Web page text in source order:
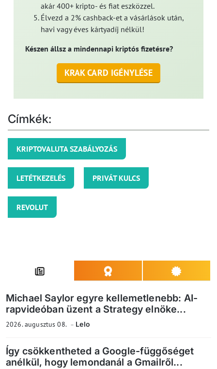
akár 400+ kripto- és fiat eszközzel.
Élvezd a 2% cashback-et a vásárlások után,
havi vagy éves kártyadíj nélkül!
Készen állsz a mindennapi kriptós fizetésre?
KRAK CARD IGÉNYLÉSE
Címkék:
KRIPTOVALUTA SZABÁLYOZÁS
LETÉTKEZELÉS PRIVÁT KULCS
REVOLUT
Michael Saylor egyre kellemetlenebb: AI-
rapvideóban üzent a Strategy elnöke...
2026. augusztus 08. Lelo
Így csökkentheted a Google-függőséget
anélkül, hogy lemondanál a Gmailről...